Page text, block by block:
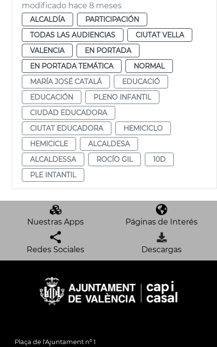
modificado hace 8 meses
ALCALDÍA
PARTICIPACIÓN
TODAS LAS AUDIENCIAS
CIUTAT VELLA
VALENCIA
EN PORTADA
EN PORTADA TEMÁTICA
NORMAL
MARÍA JOSÉ CATALÁ
EDUCACIÓ
EDUCACIÓN
PLENO INFANTIL
CIUDAD EDUCADORA
CIUTAT EDUCADORA
HEMICICLO
HEMICICLE
ALCALDESA
ALCALDESSA
ROCÍO GIL
10D
PLE INTANTIL
Nuestras Apps Páginas de Interés
Redes Sociales Descargas
Plaça de l'Ajuntament nº 1